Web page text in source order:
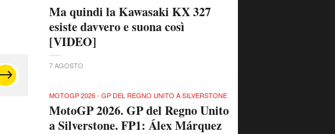
Ma quindi la Kawasaki KX 327
esiste davvero e suona così
[VIDEO]
7 AGOSTO
MOTOGP 2026 - GP DEL REGNO UNITO A SILVERSTONE
MotoGP 2026. GP del Regno Unito
a Silverstone. FP1: Álex Márquez